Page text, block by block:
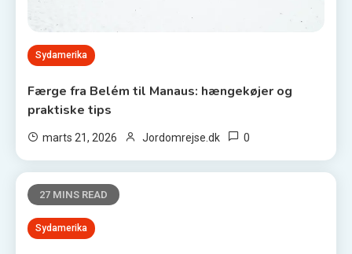
Sydamerika
Færge fra Belém til Manaus: hængekøjer og
praktiske tips
marts 21, 2026 Jordomrejse.dk 0
27 MINS READ
Sydamerika